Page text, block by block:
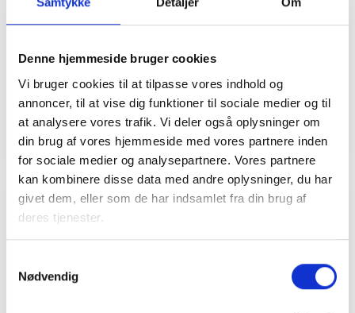
Denne hjemmeside bruger cookies
Vi bruger cookies til at tilpasse vores indhold og
annoncer, til at vise dig funktioner til sociale medier og til
at analysere vores trafik. Vi deler også oplysninger om
din brug af vores hjemmeside med vores partnere inden
for sociale medier og analysepartnere. Vores partnere
kan kombinere disse data med andre oplysninger, du har
givet dem, eller som de har indsamlet fra din brug af
deres tjenester.
Nødvendig
Adm. direktør
Tlf: 28 88 18 77
Relateret indhold
BL INFORMERER